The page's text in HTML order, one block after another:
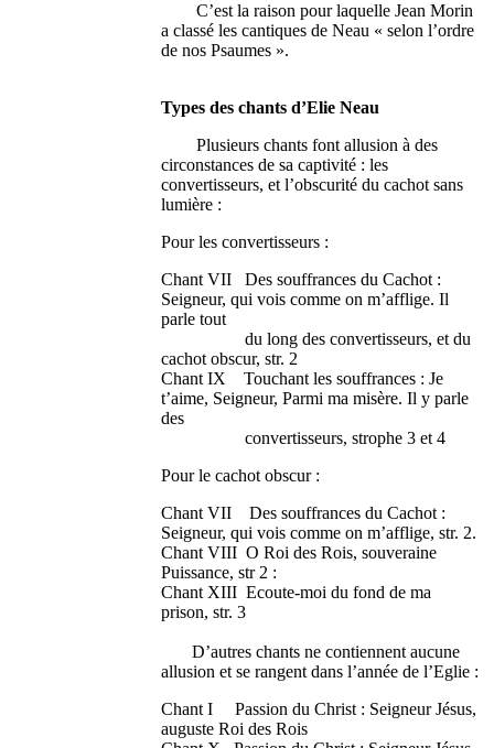
C’est la raison pour laquelle Jean Morin
a classé les cantiques de Neau « selon l’ordre
de nos Psaumes ».
Types des chants d’Elie Neau
Plusieurs chants font allusion à des
circonstances de sa captivité : les
convertisseurs, et l’obscurité du cachot sans
lumière :
Pour les convertisseurs :
Chant VII Des souffrances du Cachot :
Seigneur, qui vois comme on m’afflige. Il
parle tout
du long des convertisseurs, et du
cachot obscur, str. 2
Chant IX Touchant les souffrances : Je
t’aime, Seigneur, Parmi ma misère. Il y parle
des
convertisseurs, strophe 3 et 4
Pour le cachot obscur :
Chant VII Des souffrances du Cachot :
Seigneur, qui vois comme on m’afflige, str. 2.
Chant VIII O Roi des Rois, souveraine
Puissance, str 2 :
Chant XIII Ecoute-moi du fond de ma
prison, str. 3
D’autres chants ne contiennent aucune
allusion et se rangent dans l’année de l’Eglie :
Chant I Passion du Christ : Seigneur Jésus,
auguste Roi des Rois